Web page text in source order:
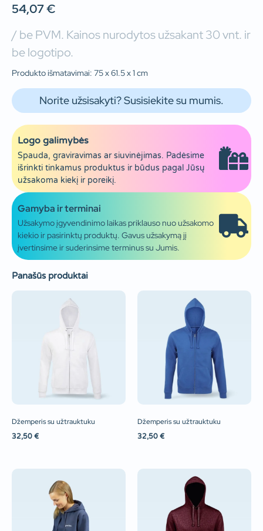
54,07€
/ be PVM. Kainos nurodytos užsakant 30 vnt. ir
be logotipo.
Produkto išmatavimai: 75 x 61.5 x 1 cm
Norite užsisakyti? Susisiekite su mumis.
Logo galimybės
Spauda, graviravimas ar siuvinėjimas. Padėsime
išrinkti tinkamus produktus ir būdus pagal Jūsų
užsakoma kiekį ir poreikį.
Gamyba ir terminai
Užsakymo įgyvendinimo laikas priklauso nuo užsakomo
kiekio ir pasirinktų produktų. Gavus užsakymą jį
įvertinsime ir suderinsime terminus su Jumis.
Panašūs produktai
Džemperis su užtrauktuku
32,50 €
Džemperis su užtrauktuku
32,50 €